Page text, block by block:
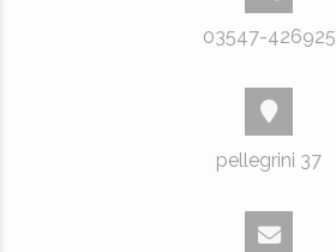
03547-426925
pellegrini 37